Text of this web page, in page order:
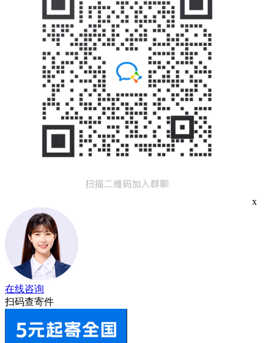
x
在线咨询
扫码查寄件